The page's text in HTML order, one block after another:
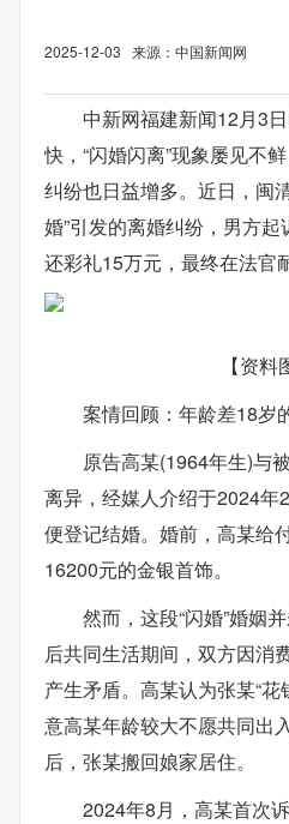
2025-12-03 来源：中国新闻网
中新网福建新闻12月3
快，“闪婚闪离”现象屡见不
纠纷也日益增多。近日，闽
婚”引发的离婚纠纷，男方
还彩礼15万元，最终在法官
【资料
案情回顾：年龄差18岁
原告高某(1964年生)与
离异，经媒人介绍于2024年
便登记结婚。婚前，高某给
16200元的金银首饰。
然而，这段“闪婚”婚姻
后共同生活期间，双方因消
产生矛盾。高某认为张某“
意高某年龄较大不愿共同出
后，张某搬回娘家居住。
2024年8月，高某首次